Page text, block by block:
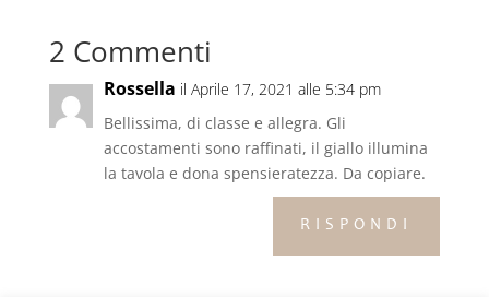
b
o
o
k
dI
n p
p
di
2 Commenti
Rossella il Aprile 17, 2021 alle 5:34 pm
Bellissima, di classe e allegra. Gli
accostamenti sono raffinati, il giallo illumina
la tavola e dona spensieratezza. Da copiare.
RISPONDI